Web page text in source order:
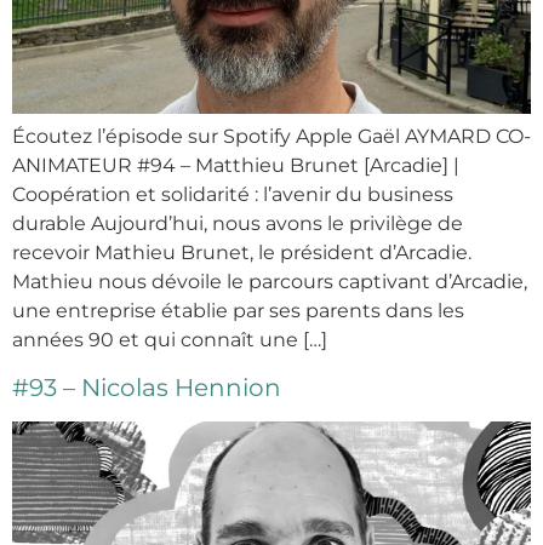
Écoutez l’épisode sur Spotify Apple Gaël AYMARD CO-
ANIMATEUR #94 – Matthieu Brunet [Arcadie] |
Coopération et solidarité : l’avenir du business
durable Aujourd’hui, nous avons le privilège de
recevoir Mathieu Brunet, le président d’Arcadie.
Mathieu nous dévoile le parcours captivant d’Arcadie,
une entreprise établie par ses parents dans les
années 90 et qui connaît une […]
#93 – Nicolas Hennion